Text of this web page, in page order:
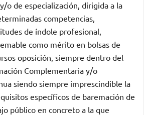
o de especialización, dirigida a la
competencias,
de índole profesional,
como mérito en bolsas de
oposición, siempre dentro del
Complementaria y/o
siendo siempre imprescindible la
específicos de baremación de
público en concreto a la que